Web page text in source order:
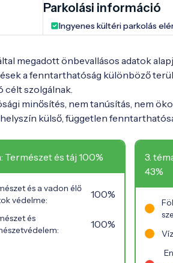
Parkolási információ
Ingyenes kültéri parkolás
megadott önbevallásos adatok
a fenntarthatóság különböző
célt szolgálnak.
minősítés, nem tanúsítás, nem
külső, független
Természet és táj 100%
és a vadon élő
védelme:
100%
és
100%
3.
43%